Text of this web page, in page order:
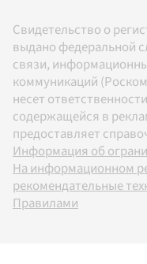
Свидетельство о
выдано федеральной
связи,
коммуникаций
несет
содержащейся в
предоставляет
Информация об
На информационном
рекомендательные
Правилами